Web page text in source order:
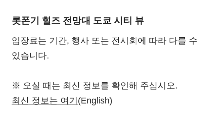
롯폰기 힐즈 전망대 도쿄 시티 뷰
입장료는 기간, 행사 또는 전시회에 따라 다를 수
있습니다.
※ 오실 때는 최신 정보를 확인해 주십시오.
최신 정보는 여기 (English)